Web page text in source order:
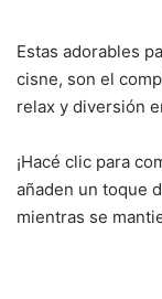
Estas adorables
cisne, son el
relax y diversión
¡Hacé clic para
añaden un toque
mientras se